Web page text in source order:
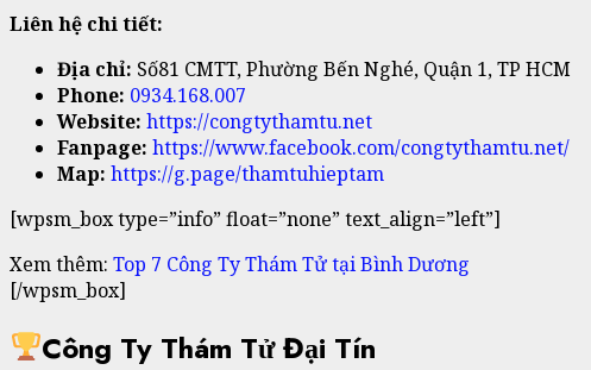
Liên hệ chi tiết:
Địa chỉ: Số81 CMTT, Phường Bến Nghé, Quận 1, TP HCM
Phone: 0934.168.007
Website: https://congtythamtu.net
Fanpage: https://www.facebook.com/congtythamtu.net/
Map: https://g.page/thamtuhieptam
[wpsm_box type=”info” float=”none” text_align=”left”]
Xem thêm: Top 7 Công Ty Thám Tử tại Bình Dương
[/wpsm_box]
Công Ty Thám Tử Đại Tín